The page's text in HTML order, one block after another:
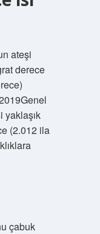
ateşi
derece
yaklaşık
(2.012 ila
çabuk